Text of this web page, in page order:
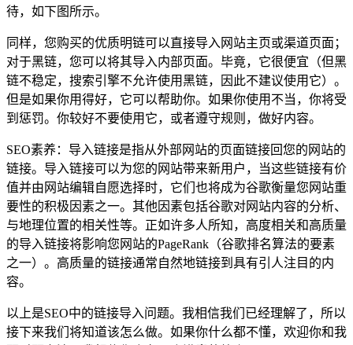
待，如下图所示。
同样，您购买的优质明链可以直接导入网站主页或渠道页面；
对于黑链，您可以将其导入内部页面。毕竟，它很便宜（但黑
链不稳定，搜索引擎不允许使用黑链，因此不建议使用它）。
但是如果你用得好，它可以帮助你。如果你使用不当，你将受
到惩罚。你较好不要使用它，或者遵守规则，做好内容。
SEO素养：导入链接是指从外部网站的页面链接回您的网站的
链接。导入链接可以为您的网站带来新用户，当这些链接有价
值并由网站编辑自愿选择时，它们也将成为谷歌衡量您网站重
要性的积极因素之一。其他因素包括谷歌对网站内容的分析、
与地理位置的相关性等。正如许多人所知，高度相关和高质量
的导入链接将影响您网站的PageRank（谷歌排名算法的要素
之一）。高质量的链接通常自然地链接到具有引人注目的内
容。
以上是SEO中的链接导入问题。我相信我们已经理解了，所以
接下来我们将知道该怎么做。如果你什么都不懂，欢迎你和我